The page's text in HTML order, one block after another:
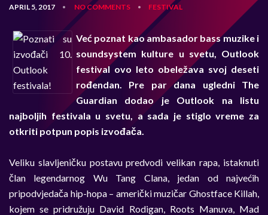
APRIL 5, 2017 • NO COMMENTS • FESTIVAL
Već poznat kao ambasador bass muzike i
soundsystem kulture u svetu, Outlook
festival ovo leto obeležava svoj deseti
rođendan. Pre par dana ugledni The
Guardian dodao je Outlook na listu
najboljih festivala u svetu, a sada je stiglo vreme za
otkriti potpun popis izvođača.
Veliku slavljeničku postavu predvodi velikan rapa, istaknuti
član legendarnog Wu Tang Clana, jedan od najvećih
pripodvjedača hip-hopa – američki muzičar Ghostface Killah,
kojem se pridružuju David Rodigan, Roots Manuva, Mad